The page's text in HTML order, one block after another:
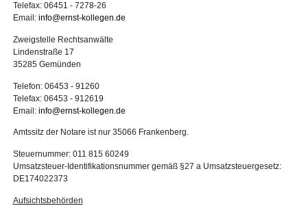
Telefax: 06451 - 7278-26
Email: info@ernst-kollegen.de
Zweigstelle Rechtsanwälte
Lindenstraße 17
35285 Gemünden
Telefon: 06453 - 91260
Telefax: 06453 - 912619
Email: info@ernst-kollegen.de
Amtssitz der Notare ist nur 35066 Frankenberg.
Steuernummer: 011 815 60249
Umsatzsteuer-Identifikationsnummer gemäß §27 a Umsatzsteuergesetz:
DE174022373
Aufsichtsbehörden